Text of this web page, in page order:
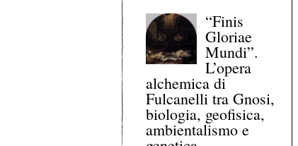
“Finis
Gloriae
Mundi”.
L’opera
alchemica di
Fulcanelli tra Gnosi,
biologia, geofisica,
ambientalismo e